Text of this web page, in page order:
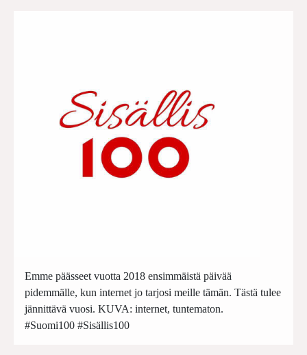
Emme päässeet vuotta 2018 ensimmäistä päivää
pidemmälle, kun internet jo tarjosi meille tämän. Tästä tulee
jännittävä vuosi. KUVA: internet, tuntematon.
#Suomi100 #Sisällis100